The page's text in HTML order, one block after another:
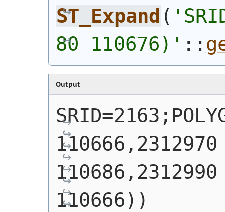
ST_Expand ( '
80 110676) ' ::
Output
110666))